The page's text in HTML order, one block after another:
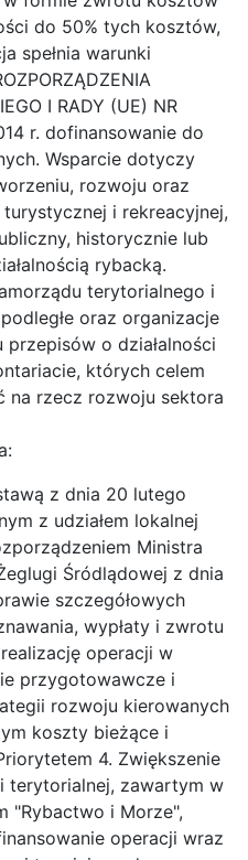
do 50% tych kosztów,
spełnia warunki
I RADY (UE) NR
r. dofinansowanie do
Wsparcie dotyczy
rozwoju oraz
i rekreacyjnej,
historycznie lub
rybacką.
terytorialnego i
oraz organizacje
o działalności
których celem
na rzecz rozwoju sektora
z dnia 20 lutego
z udziałem lokalnej
Ministra
Śródlądowej z dnia
szczegółowych
wypłaty i zwrotu
operacji w
przygotowawcze i
rozwoju kierowanych
koszty bieżące i
4. Zwiększenie
terytorialnej, zawartym w
"Rybactwo i Morze",
operacji wraz